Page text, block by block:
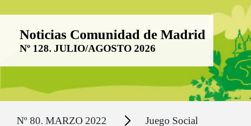
Boletín Noticias Comunidad de Madrid
Noticias Comunidad de Madrid
Nº 128. JULIO/AGOSTO 2026
Nº 80. MARZO 2022 Secciones Juego Social